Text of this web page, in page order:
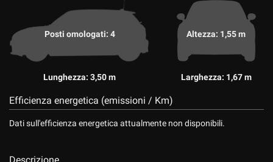
Posti omologati: 4
Lunghezza: 3,50 m
Altezza: 1,55 m
Larghezza: 1,67 m
Efficienza energetica (emissioni / Km)
Dati sull'efficienza energetica attualmente non disponibili.
Descrizione